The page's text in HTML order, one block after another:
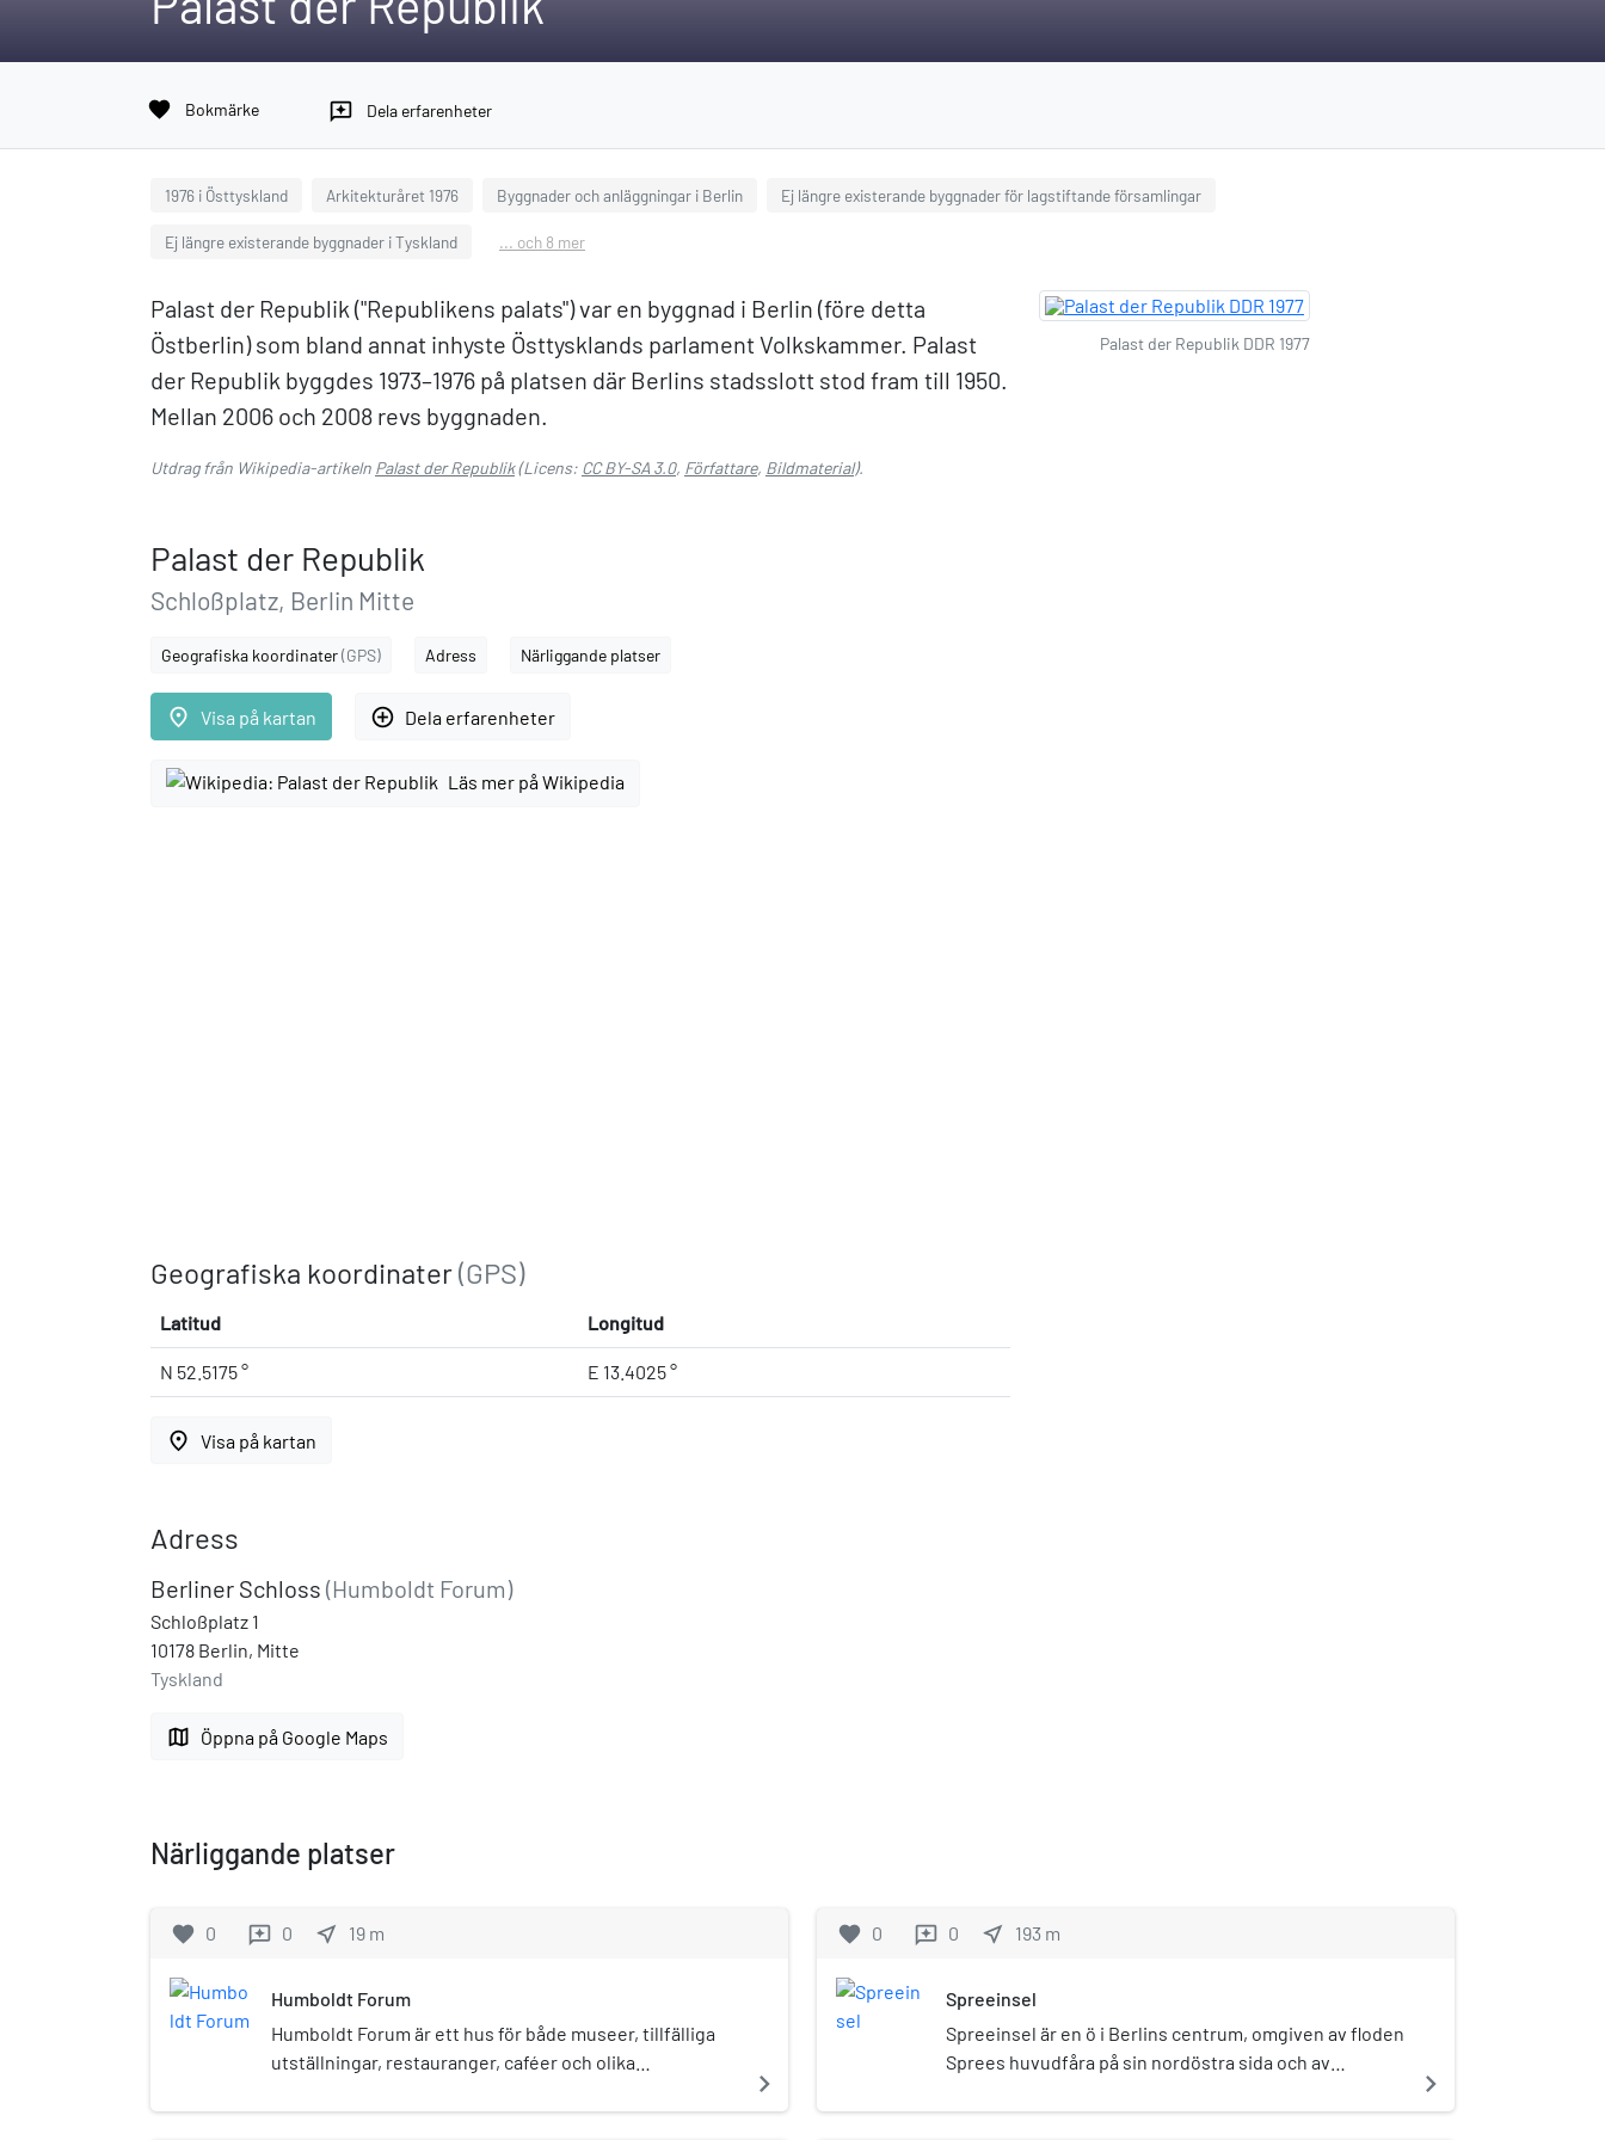
favorite Bokmärke reviews Dela erfarenheter
1976 i Östtyskland Arkitekturåret 1976 Byggnader och anläggningar i Berlin Ej längre existerande byggnader för lagstiftande församlingar
Ej längre existerande byggnader i Tyskland ... och 8 mer
Palast der Republik ("Republikens palats") var en byggnad i Berlin (före detta
Östberlin) som bland annat inhyste Östtysklands parlament Volkskammer. Palast
der Republik byggdes 1973–1976 på platsen där Berlins stadsslott stod fram till 1950.
Mellan 2006 och 2008 revs byggnaden.
Utdrag från Wikipedia-artikeln Palast der Republik(Licens: CC BY-SA 3.0, Författare, Bildmaterial).
Palast der Republik
Schloßplatz, Berlin Mitte
Geografiska koordinater(GPS) Adress Närliggande platser
place Visa på kartan add_circle_outline Dela erfarenheter
Läs mer på Wikipedia
Geografiska koordinater(GPS)
Latitud Longitud
N 52.5175 ° E 13.4025 °
place Visa på kartan
Adress
Berliner Schloss (Humboldt Forum)
Schloßplatz 1
10178 Berlin, Mitte
Tyskland
map Öppna på Google Maps
Palast der Republik DDR 1977
Närliggande platser
favorite 0 reviews 0 near_me 19 m
Humboldt Forum
Humboldt Forum är ett hus för både museer, tillfälliga
utställningar, restauranger, caféer och olika
anslutning till Museumsinsel i Berlin-Mitte. På platsen
navigate_next
favorite 0 reviews 0 near_me 193 m
Spreeinsel
Spreeinsel är en ö i Berlins centrum, omgiven av floden
Sprees huvudfåra på sin nordöstra sida och av
navigate_next